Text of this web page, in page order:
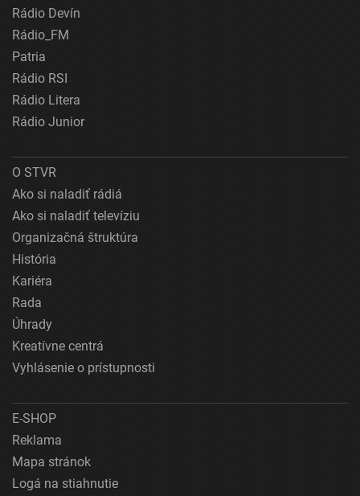
Rádio Devín
Rádio_FM
Patria
Rádio RSI
Rádio Litera
Rádio Junior
O STVR
Ako si naladiť rádiá
Ako si naladiť televíziu
Organizačná štruktúra
História
Kariéra
Rada
Úhrady
Kreatívne centrá
Vyhlásenie o prístupnosti
E-SHOP
Reklama
Mapa stránok
Logá na stiahnutie